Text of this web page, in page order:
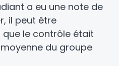
a eu une note de
il peut être
le contrôle était
du groupe